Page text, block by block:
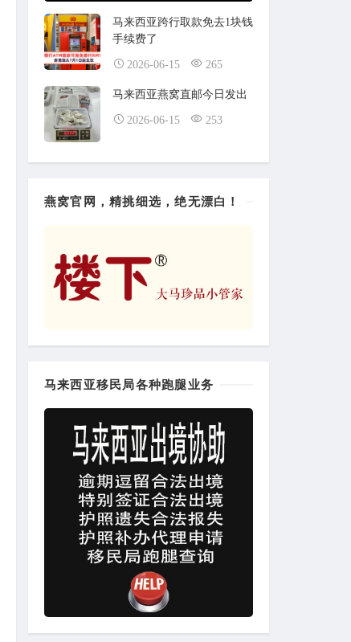
马来西亚跨行取款免去1块钱
手续费了
2026-06-15 265
马来西亚燕窝直邮今日发出
2026-06-15 253
燕窝官网，精挑细选，绝无漂白！
马来西亚移民局各种跑腿业务